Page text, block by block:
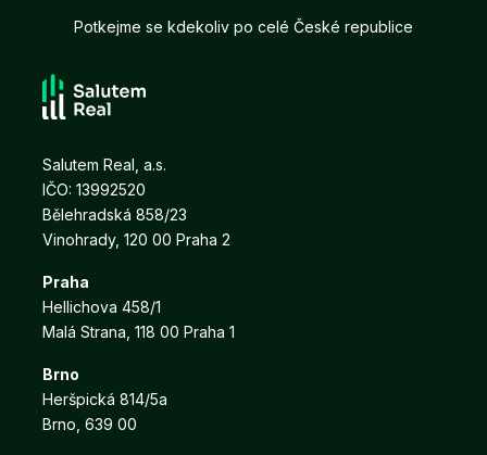
Potkejme se kdekoliv po celé České republice
Salutem Real, a.s.
IČO: 13992520
Bělehradská 858/23
Vinohrady, 120 00 Praha 2
Praha
Hellichova 458/1
Malá Strana, 118 00 Praha 1
Brno
Heršpická 814/5a
Brno, 639 00